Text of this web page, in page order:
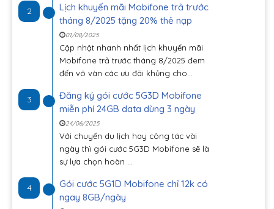
2
Lịch khuyến mãi Mobifone trả trước
tháng 8/2025 tặng 20% thẻ nạp
01/08/2025
Cập nhật nhanh nhất lịch khuyến mãi
Mobifone trả trước tháng 8/2025 đem
đến vô vàn các ưu đãi khủng cho...
3
Đăng ký gói cước 5G3D Mobifone
miễn phí 24GB data dùng 3 ngày
24/06/2025
Với chuyến du lịch hay công tác vài
ngày thì gói cước 5G3D Mobifone sẽ là
sự lựa chọn hoàn ...
4
Gói cước 5G1D Mobifone chỉ 12k có
ngay 8GB/ngày